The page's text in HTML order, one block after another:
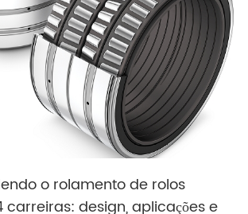
o rolamento de rolos
carreiras: design, aplicações e